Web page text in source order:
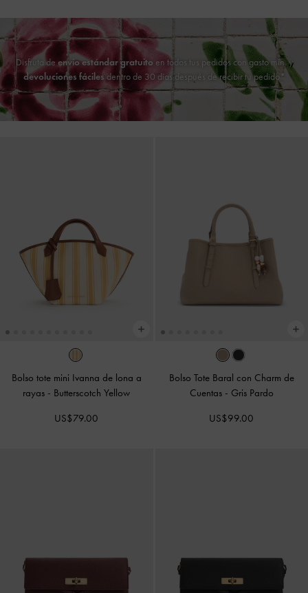
Disfruta deenvío estándar gratuito en todos tus pedidos con gasto mín. y
devoluciones fáciles dentro de 30 días después de recibir tu pedido*
Bolso tote mini Ivanna de lona a
rayas - Butterscotch Yellow
US$79.00
Bolso Tote Baral con Charm de
Cuentas - Gris Pardo
US$99.00